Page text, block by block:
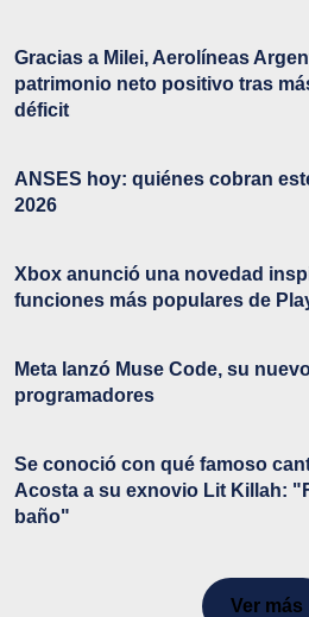
Gracias a Milei, Aerolíneas
patrimonio neto positivo tras
déficit
ANSES hoy: quiénes cobran
2026
Xbox anunció una novedad
funciones más populares de
Meta lanzó Muse Code, su
programadores
Se conoció con qué famoso
Acosta a su exnovio Lit Killah:
baño"
Ver más